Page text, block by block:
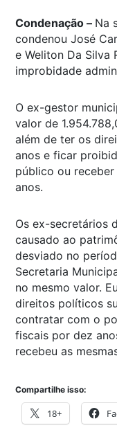
Condenação – Na
condenou José
e Weliton Da Silva
improbidade
O ex-gestor
valor de
além de ter os
anos e ficar
público ou
anos.
Os ex-secretários
causado ao
desviado no
Secretaria
no mesmo valor.
direitos políticos
contratar com o
fiscais por dez
recebeu as
Compartilhe isso:
18+